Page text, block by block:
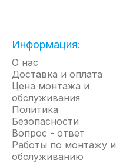
обеспечивает
накипи;
многоуровневая
включает
перегрева;
Информация:
О нас
Доставка и оплата
Цена монтажа и
обслуживания
Политика
Безопасности
Вопрос - ответ
Работы по монтажу и
обслуживанию